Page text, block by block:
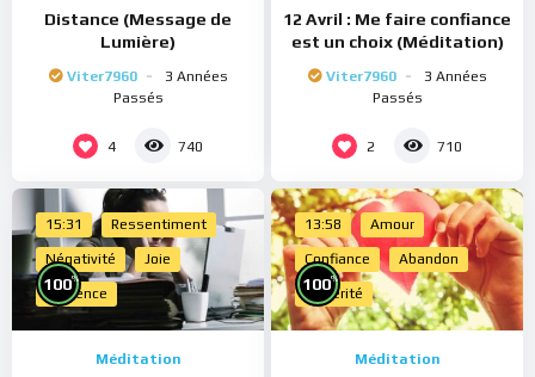
Distance (Message de
Lumière)
Viter7960
3 Années
Passés
4 740
12 Avril : Me faire confiance
est un choix (Méditation)
Viter7960
3 Années
Passés
2 710
15:31 Ressentiment
Négativité Joie
Présence
100%
Méditation
13:58 Amour
Confiance Abandon
Sincérité
100%
Méditation